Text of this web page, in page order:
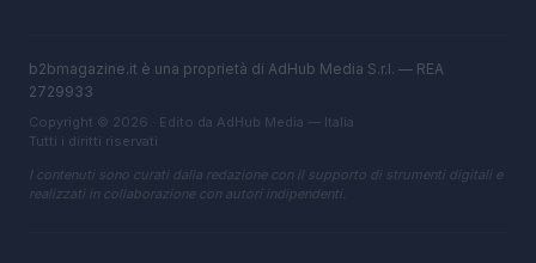
b2bmagazine.it è una proprietà di AdHub Media S.r.l. — REA
2729933
Copyright © 2026 · Edito da AdHub Media — Italia
Tutti i diritti riservati
I contenuti sono curati dalla redazione con il supporto di strumenti digitali e
realizzati in collaborazione con autori indipendenti.